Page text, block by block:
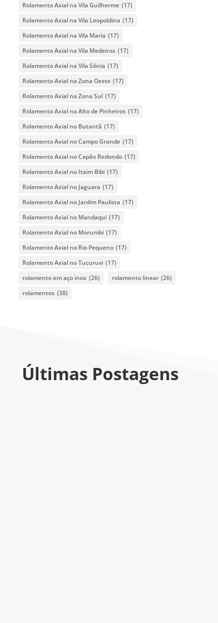
Rolamento Axial na Vila Guilherme (17)
Rolamento Axial na Vila Leopoldina (17)
Rolamento Axial na Vila Maria (17)
Rolamento Axial na Vila Medeiros (17)
Rolamento Axial na Vila Sônia (17)
Rolamento Axial na Zona Oeste (17)
Rolamento Axial na Zona Sul (17)
Rolamento Axial no Alto de Pinheiros (17)
Rolamento Axial no Butantã (17)
Rolamento Axial no Campo Grande (17)
Rolamento Axial no Capão Redondo (17)
Rolamento Axial no Itaim Bibi (17)
Rolamento Axial no Jaguara (17)
Rolamento Axial no Jardim Paulista (17)
Rolamento Axial no Mandaqui (17)
Rolamento Axial no Morumbi (17)
Rolamento Axial no Rio Pequeno (17)
Rolamento Axial no Tucuruvi (17)
rolamento em aço inox (26) rolamento linear (26)
rolamentos (38)
Últimas Postagens